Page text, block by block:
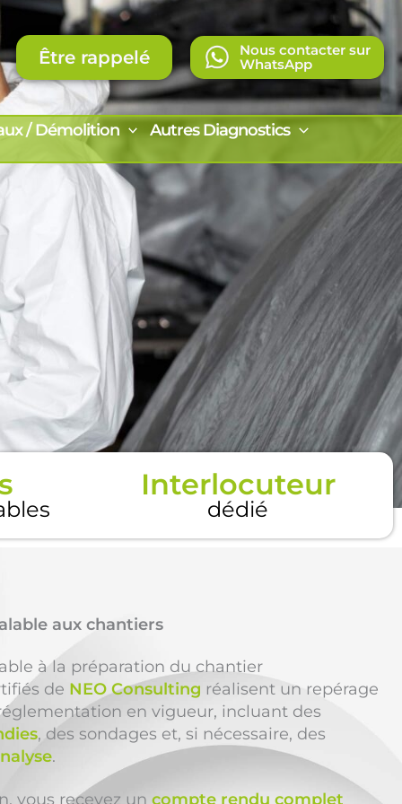
Être rappelé
Nous contacter sur
WhatsApp
/ Démolition Autres Diagnostics
Interlocuteur
dédié
aux chantiers
à la préparation du chantier
de NEO Consulting réalisent un repérage
en vigueur, incluant des
, des sondages et, si nécessaire, des
.
vous recevez un compte rendu complet